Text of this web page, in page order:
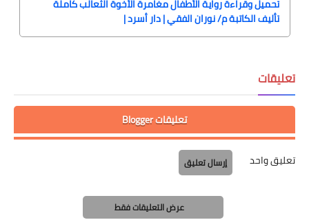
تحميل وقراءة رواية الأطفال مغامرة الأخوة الثعالب كاملة
تأليف الكاتبة م/ نوران الفقي | دار أسرد |
تعليقات
تعليقات Blogger
تعليق واحد إرسال تعليق
عرض التعليقات فقط